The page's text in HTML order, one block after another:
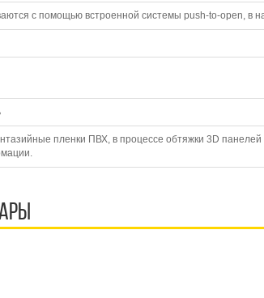
с помощью встроенной системы push-to-open,
пленки ПВХ, в процессе обтяжки 3D